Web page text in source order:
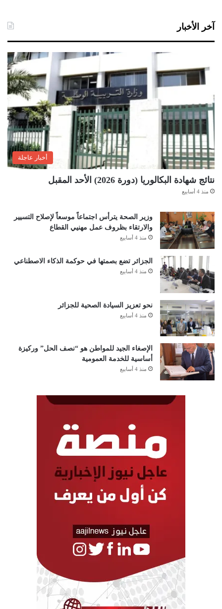
آخر الأخبار
أخبار عاجلة
نتائج شهادة البكالوريا (دورة 2026) الأحد المقبل
منذ 4 أسابيع
وزير الصحة يترأس اجتماعاً موسعاً لإصلاح التسيير
والارتقاء بظروف عمل مهنيي القطاع
منذ 4 أسابيع
الجزائر تضع بصمتها في حوكمة الذكاء الاصطناعي
منذ 4 أسابيع
نحو تعزيز السيادة الصحية للجزائر
منذ 4 أسابيع
الإصغاء الجيد للمواطن هو “نصف الحل” وركيزة
أساسية للخدمة العمومية
منذ 4 أسابيع